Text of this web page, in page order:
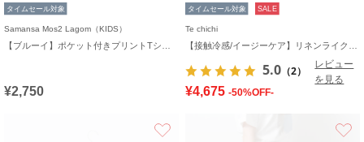
タイムセール対象
Samansa Mos2 Lagom（KIDS）
¥2,750
タイムセール対象 SALE
Te chichi
5.0 （2）
レビュー
を見る
¥4,675 -50%OFF-